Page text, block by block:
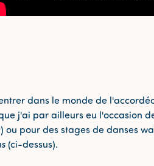
dans le monde de
j'ai par ailleurs eu l'occasion
ou pour des stages de danses
(ci-dessus).